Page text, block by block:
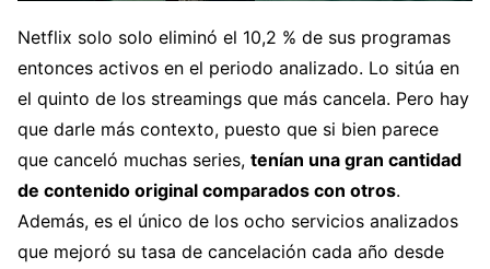
Netflix solo solo eliminó el 10,2 % de sus programas
entonces activos en el periodo analizado. Lo sitúa en
el quinto de los streamings que más cancela. Pero hay
que darle más contexto, puesto que si bien parece
que canceló muchas series, tenían una gran cantidad
de contenido original comparados con otros.
Además, es el único de los ocho servicios analizados
que mejoró su tasa de cancelación cada año desde